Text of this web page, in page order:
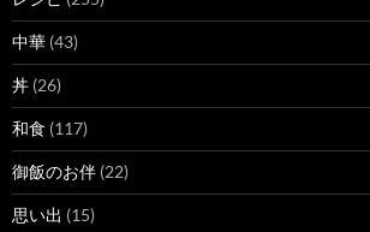
中華 (43)
丼 (26)
和食 (117)
御飯のお伴 (22)
思い出 (15)